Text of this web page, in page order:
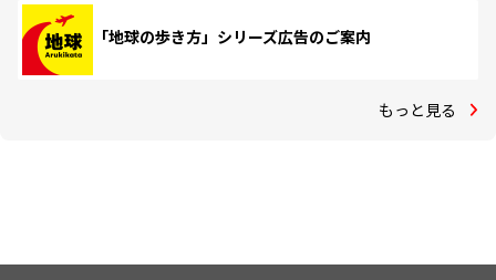
「地球の歩き方」シリーズ広告のご案内
もっと見る